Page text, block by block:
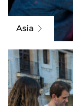
Asia